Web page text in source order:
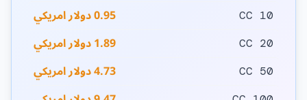
10 CC 0.95 دولار امريكي
20 CC 1.89 دولار امريكي
50 CC 4.73 دولار امريكي